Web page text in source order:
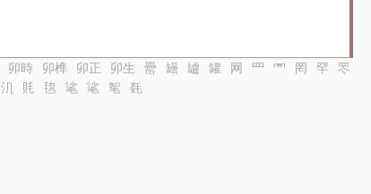
卯時 卯榫 卯正 卯生 罍 罎 罏 罐 网 罒 罓 罔 罕
罖
㲗 㲘 㲙 㲚 㲚 㲛 㲜